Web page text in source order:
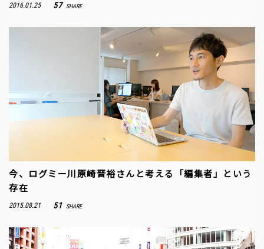
2016.01.25 57 SHARE
今、ログミー川原崎晋裕さんと考える「編集者」という
存在
2015.08.21 51 SHARE